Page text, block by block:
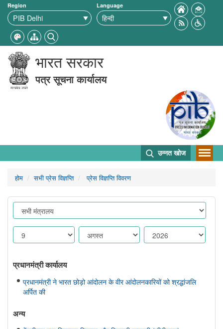
Region Language
भारत सरकार
पत्र सूचना कार्यालय
उन्नत खोज
होम सभी प्रेस विज्ञप्ति प्रेस विज्ञप्ति विवरण
प्रधानमंत्री कार्यालय
प्रधानमंत्री ने भारत छोड़ो आंदोलन के वीर आंदोलनकारियों को श्रद्धांजलि
अर्पित की
अन्य